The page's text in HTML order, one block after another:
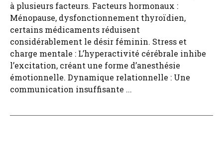
à plusieurs facteurs. Facteurs hormonaux :
Ménopause, dysfonctionnement thyroïdien,
certains médicaments réduisent
considérablement le désir féminin. Stress et
charge mentale : L’hyperactivité cérébrale inhibe
l’excitation, créant une forme d’anesthésie
émotionnelle. Dynamique relationnelle : Une
communication insuffisante ...